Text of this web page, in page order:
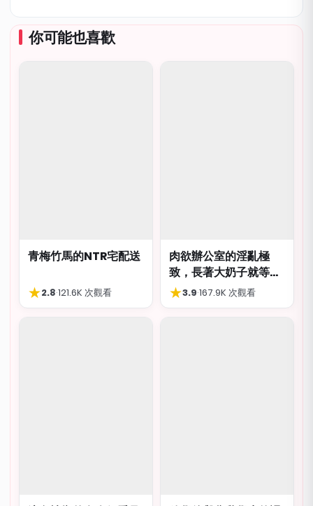
你可能也喜歡
青梅竹馬的NTR宅配送
★2.8·121.6K 次觀看
肉欲辦公室的淫亂極
致，長著大奶子就等著
被猥褻侮辱
★3.9·167.9K 次觀看